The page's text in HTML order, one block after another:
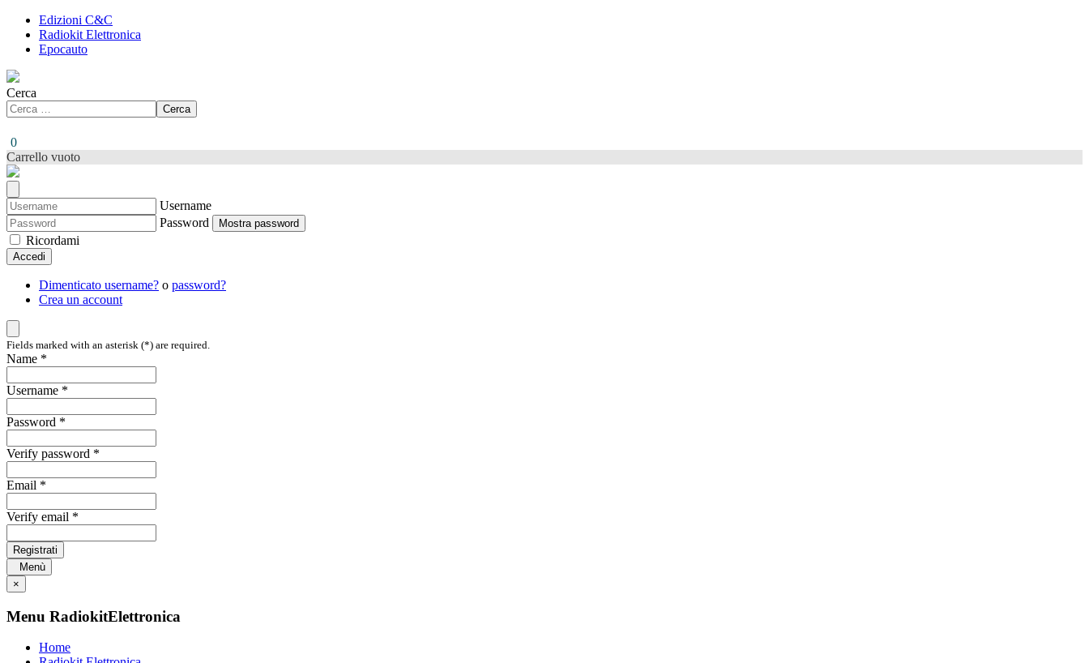
Edizioni C&C
Radiokit Elettronica
Epocauto
Cerca
Cerca
0
Carrello vuoto
Username
Password
Mostra password
Ricordami
Accedi
Dimenticato username? o password?
Crea un account
Fields marked with an asterisk (*) are required.
Name *
Username *
Password *
Verify password *
Email *
Verify email *
Registrati
Menù
×
Menu RadiokitElettronica
Home